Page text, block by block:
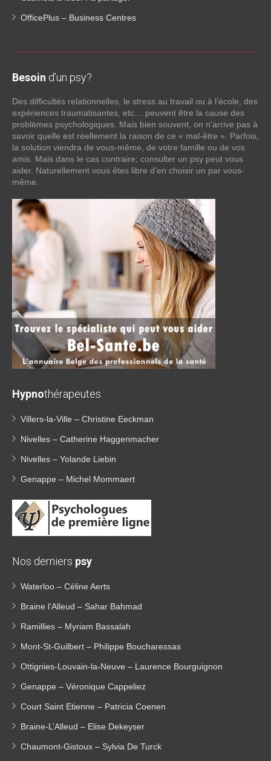
OfficePlus – Business Centres
Besoin d’un psy?
Des difficultés relationnelles, le stress au travail ou à l’école, des
expériences traumatisantes, etc… peuvent être la cause des
problèmes psychologiques. Mais bien souvent, on n’arrive pas à
savoir quelle est réellement la raison de ce « mal-être ». Parfois,
la solution viendra de vous-même, de votre famille ou de vos
amis. Mais dans le cas contraire; consulter un psy peut vous
aider. Naturellement vous êtes libre d’en choisir un par vous-
même.
Hypnothérapeutes
Villers-la-Ville – Christine Eeckman
Nivelles – Catherine Haggenmacher
Nivelles – Yolande Liebin
Genappe – Michel Mommaert
Nos derniers psy
Waterloo – Céline Aerts
Braine l’Alleud – Sahar Bahmad
Ramillies – Myriam Bassalah
Mont-St-Guilbert – Philippe Boucharessas
Ottignies-Louvain-la-Neuve – Laurence Bourguignon
Genappe – Véronique Cappeliez
Court Saint Etienne – Patricia Coenen
Braine-L’Alleud – Elise Dekeyser
Chaumont-Gistoux – Sylvia De Turck